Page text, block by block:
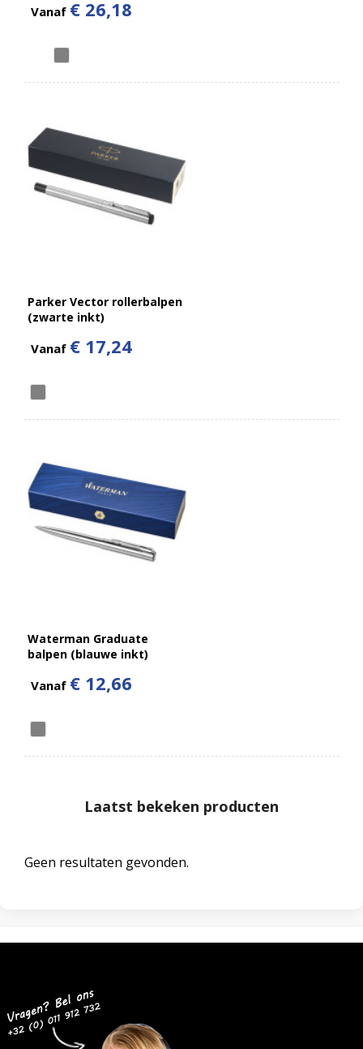
Vanaf € 26,18
Parker Vector rollerbalpen
(zwarte inkt)
Vanaf € 17,24
Waterman Graduate
balpen (blauwe inkt)
Vanaf € 12,66
Laatst bekeken producten
Geen resultaten gevonden.